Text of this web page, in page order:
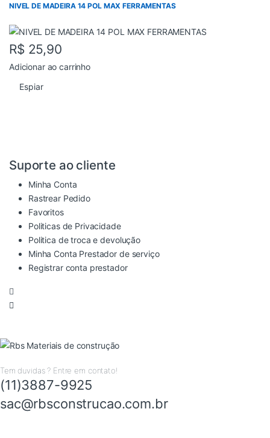
NIVEL DE MADEIRA 14 POL MAX FERRAMENTAS
R$ 25,90
Adicionar ao carrinho
Espiar
Suporte ao cliente
Minha Conta
Rastrear Pedido
Favoritos
Politicas de Privacidade
Politica de troca e devolução
Minha Conta Prestador de serviço
Registrar conta prestador
Tem duvidas ? Entre em contato!
(11)3887-9925
sac@rbsconstrucao.com.br